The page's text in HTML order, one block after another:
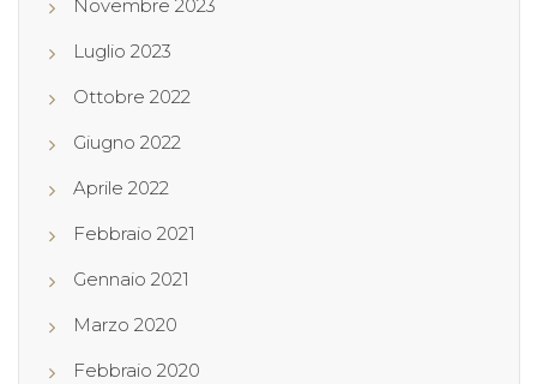
Novembre 2023
Luglio 2023
Ottobre 2022
Giugno 2022
Aprile 2022
Febbraio 2021
Gennaio 2021
Marzo 2020
Febbraio 2020